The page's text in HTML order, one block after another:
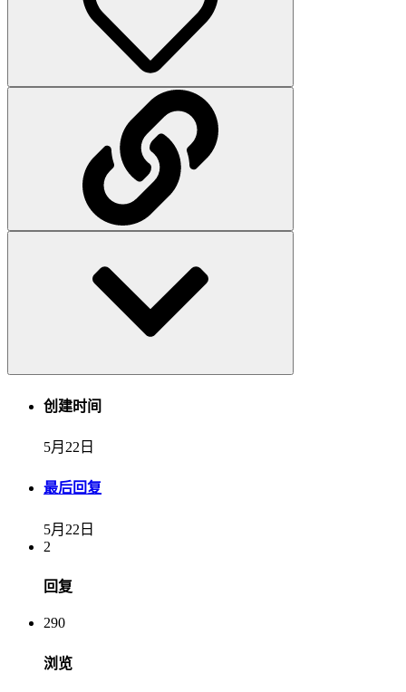
创建时间
5月22日
最后回复
5月22日
2
回复
290
浏览